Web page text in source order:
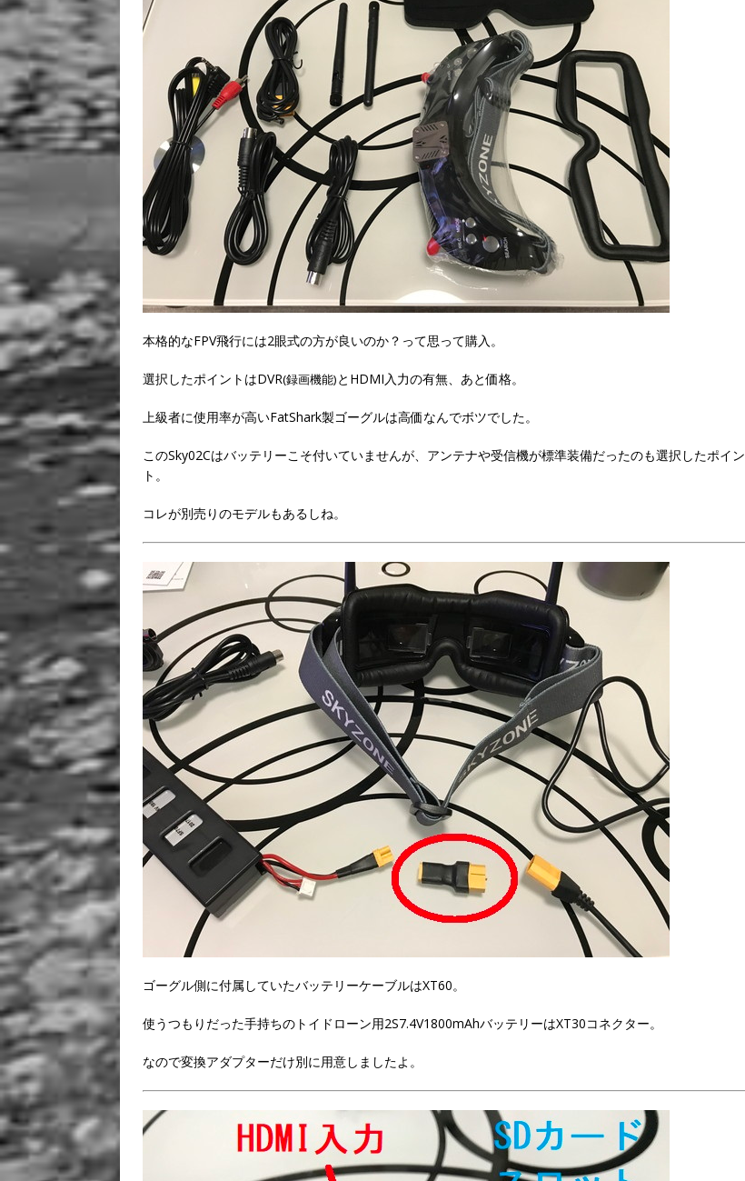
本格的なFPV飛行には2眼式の方が良いのか？って思って購入。
選択したポイントはDVR(録画機能)とHDMI入力の有無、あと価格。
上級者に使用率が高いFatShark製ゴーグルは高価なんでボツでした。
このSky02Cはバッテリーこそ付いていませんが、アンテナや受信機が標準装備だったのも選択したポイン
ト。
コレが別売りのモデルもあるしね。
ゴーグル側に付属していたバッテリーケーブルはXT60。
使うつもりだった手持ちのトイドローン用2S7.4V1800mAhバッテリーはXT30コネクター。
なので変換アダプターだけ別に用意しましたよ。